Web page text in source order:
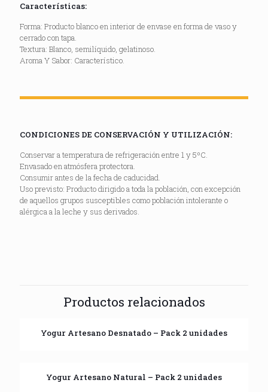
Características:
Forma: Producto blanco en interior de envase en forma de vaso y
cerrado con tapa.
Textura: Blanco, semilíquido, gelatinoso.
Aroma Y Sabor: Característico.
CONDICIONES DE CONSERVACIÓN Y UTILIZACIÓN:
Conservar a temperatura de refrigeración entre 1 y 5ºC.
Envasado en atmósfera protectora.
Consumir antes de la fecha de caducidad.
Uso previsto: Producto dirigido a toda la población, con excepción
de aquellos grupos susceptibles como población intolerante o
alérgica a la leche y sus derivados.
Productos relacionados
Yogur Artesano Desnatado – Pack 2 unidades
Yogur Artesano Natural – Pack 2 unidades